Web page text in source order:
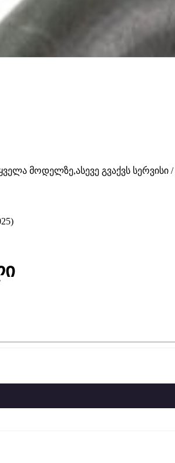
მოდელზე,ასევე გვაქვს სერვისი